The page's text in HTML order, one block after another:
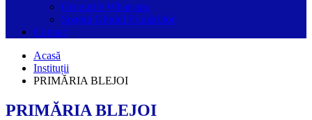
Grupurile Whatsapp
Spațiul Ghidul Primăriilor
Contact
Acasă
Instituții
PRIMĂRIA BLEJOI
PRIMĂRIA BLEJOI